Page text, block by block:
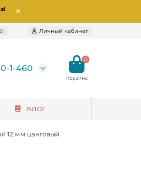
!
Личный кабинет
1-460
0
БЛОГ
12 мм цанговый